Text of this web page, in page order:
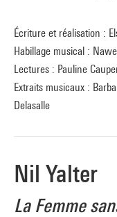
Écriture et réalisation :
Habillage musical :
Lectures : Pauline
Extraits musicaux :
Delasalle
Nil Yalter
La Femme